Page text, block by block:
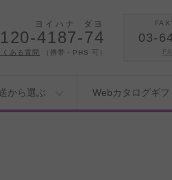
ヨイハナ ダヨ
4187-74
くある質問 （携帯・PHS 可）
FAX
03-
から選ぶ Webカタログギ